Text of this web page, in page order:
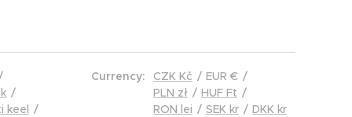
keel
Currency CZK Kč
EUR €
PLN zł
HUF Ft
RON lei
SEK kr DKK kr